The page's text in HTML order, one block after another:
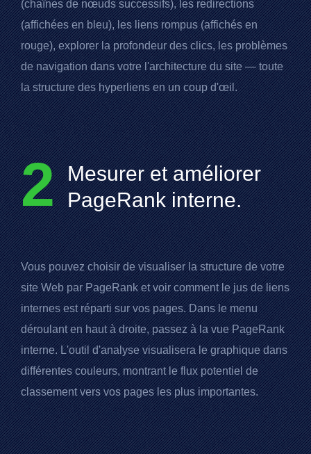
(chaînes de nœuds successifs), les redirections
(affichées en bleu), les liens rompus (affichés en
rouge), explorer la profondeur des clics, les problèmes
de navigation dans votre l'architecture du site — toute
la structure des hyperliens en un coup d'œil.
2 Mesurer et améliorer
PageRankinterne.
Vous pouvez choisir de visualiser la structure de votre
site Web parPageRanket voir comment le jus de liens
internes est réparti sur vos pages. Dans le menu
déroulant en haut à droite, passez à la vuePageRank
interne. L'outil d'analyse visualisera le graphique dans
différentes couleurs, montrant le flux potentiel de
classement vers vos pages les plus importantes.